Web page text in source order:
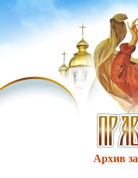
Архив